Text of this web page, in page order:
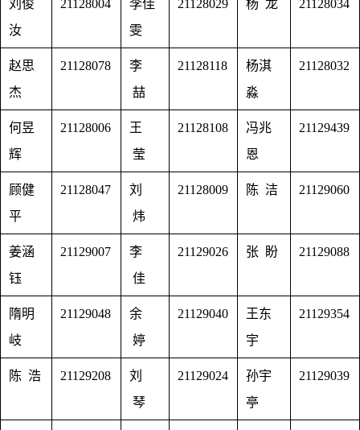
刘俊
汝
21128004
李佳
雯
21128029 杨 龙 21128034
赵思
杰
21128078
李
喆
21128118
杨淇
淼
21128032
何昱
辉
21128006
王
莹
21128108
冯兆
恩
21129439
顾健
平
21128047
刘
炜
21128009 陈 洁 21129060
姜涵
钰
21129007
李
佳
21129026 张 盼 21129088
隋明
岐
21129048
余
婷
21129040
王东
宇
21129354
陈 浩 21129208
刘
琴
21129024
孙宇
亭
21129039